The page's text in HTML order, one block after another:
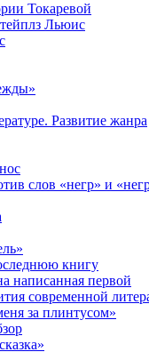
Токаревой
Льюис
Развитие жанра
слов «негр» и
книгу
написанная первой
современной
за плинтусом»